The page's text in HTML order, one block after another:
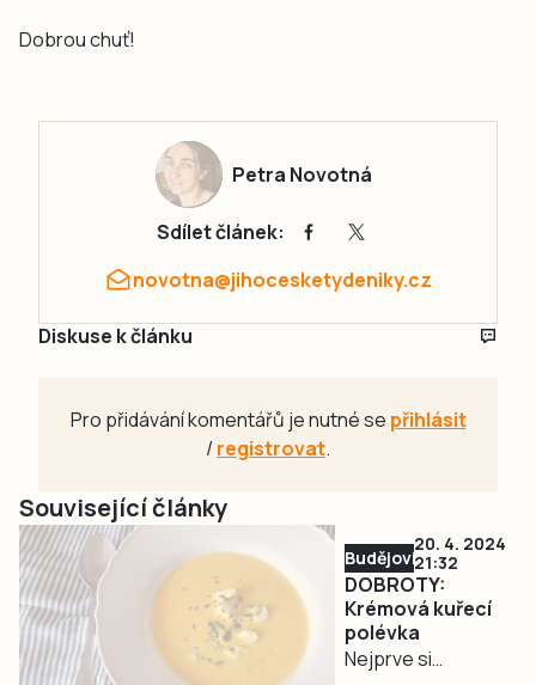
Dobrou chuť!
Petra Novotná
Sdílet článek:
novotna@jihocesketydeniky.cz
Diskuse k článku
Pro přidávání komentářů je nutné se přihlásit
/registrovat.
Související články
Budějovicko
20. 4. 2024
21:32
DOBROTY:
Krémová kuřecí
polévka
Nejprve si